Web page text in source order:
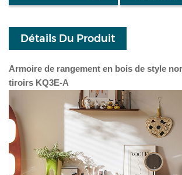
Détails Du Produit
Armoire de rangement en bois de style
tiroirs KQ3E-A